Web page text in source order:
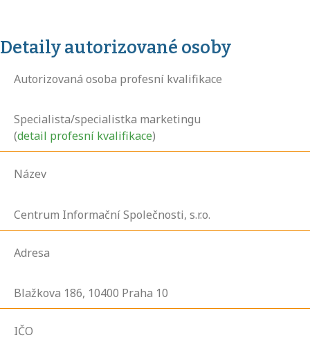
Detaily autorizované osoby
Autorizovaná osoba profesní kvalifikace
Specialista/specialistka marketingu
(detail profesní kvalifikace)
Název
Centrum Informační Společnosti, s.r.o.
Adresa
Blažkova 186, 10400 Praha 10
IČO